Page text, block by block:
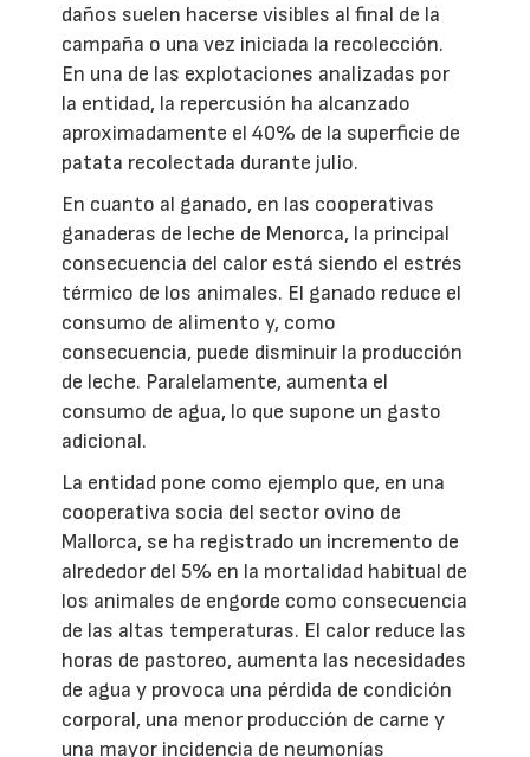
daños suelen hacerse visibles al final de la
campaña o una vez iniciada la recolección.
En una de las explotaciones analizadas por
la entidad, la repercusión ha alcanzado
aproximadamente el 40% de la superficie de
patata recolectada durante julio.
En cuanto al ganado, en las cooperativas
ganaderas de leche de Menorca, la principal
consecuencia del calor está siendo el estrés
térmico de los animales. El ganado reduce el
consumo de alimento y, como
consecuencia, puede disminuir la producción
de leche. Paralelamente, aumenta el
consumo de agua, lo que supone un gasto
adicional.
La entidad pone como ejemplo que, en una
cooperativa socia del sector ovino de
Mallorca, se ha registrado un incremento de
alrededor del 5% en la mortalidad habitual de
los animales de engorde como consecuencia
de las altas temperaturas. El calor reduce las
horas de pastoreo, aumenta las necesidades
de agua y provoca una pérdida de condición
corporal, una menor producción de carne y
una mayor incidencia de neumonías